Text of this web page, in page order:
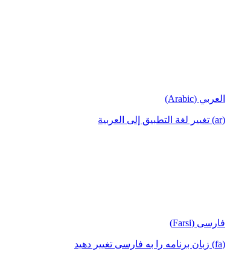
العربي (Arabic)
(ar) تغيير لغة التطبيق إلى العربية
فارسی (Farsi)
(fa) زبان برنامه را به فارسی تغییر دهید